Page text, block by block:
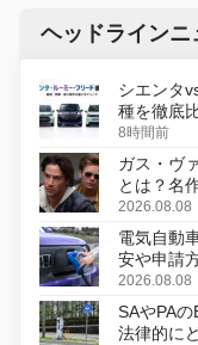
ヘッドラインニ
シエンタ
種を徹底
8時間前
ガス・ヴ
とは？名
初のデジ
2026.08.08
電気自動
安や申請
2026.08.08
SAやPA
法律的に